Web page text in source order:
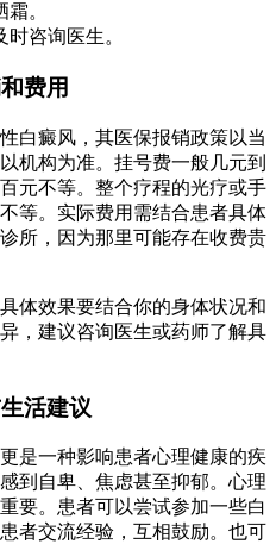
。
咨询医生。
费用
白癜风，其医保报销政策以当
机构为准。挂号费一般几元到
元不等。整个疗程的光疗或手
等。实际费用需结合患者具体
所，因为那里可能存在收费贵
体效果要结合你的身体状况和
，建议咨询医生或药师了解具
活建议
是一种影响患者心理健康的疾
到自卑、焦虑甚至抑郁。心理
要。患者可以尝试参加一些白
者交流经验，互相鼓励。也可